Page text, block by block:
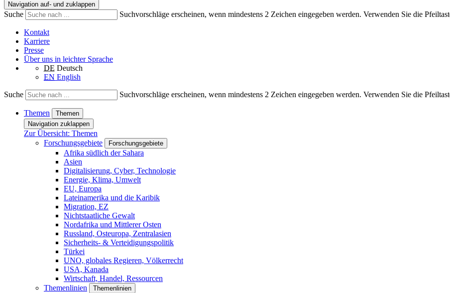
Navigation auf- und zuklappen
Suche Suchvorschläge erscheinen, wenn mindestens 2 Zeichen eingegeben werden. Verwenden Sie die
Kontakt
Karriere
Presse
Über uns in leichter Sprache
DE Deutsch
EN English
Suche Suchvorschläge erscheinen, wenn mindestens 2 Zeichen eingegeben werden. Verwenden Sie die
Themen
Themen
Navigation zuklappen
Zur Übersicht: Themen
Forschungsgebiete
Forschungsgebiete
Afrika südlich der Sahara
Asien
Digitalisierung, Cyber, Technologie
Energie, Klima, Umwelt
EU, Europa
Lateinamerika und die Karibik
Migration, EZ
Nichtstaatliche Gewalt
Nordafrika und Mittlerer Osten
Russland, Osteuropa, Zentralasien
Sicherheits- & Verteidigungspolitik
Türkei
UNO, globales Regieren, Völkerrecht
USA, Kanada
Wirtschaft, Handel, Ressourcen
Themenlinien
Themenlinien